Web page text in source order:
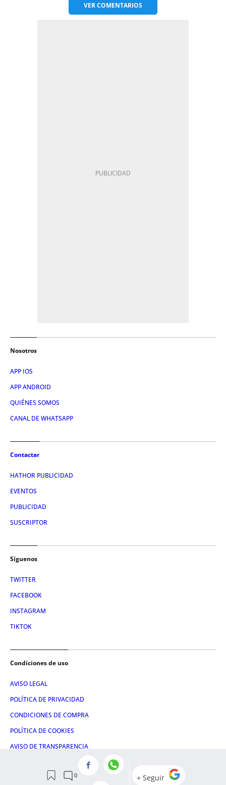
VERCOMENTARIOS
Nosotros
APP IOS
APP ANDROID
QUIÉNES SOMOS
CANAL DE WHATSAPP
Contactar
HATHOR PUBLICIDAD
EVENTOS
PUBLICIDAD
SUSCRIPTOR
Síguenos
TWITTER
FACEBOOK
INSTAGRAM
TIKTOK
Condiciones de uso
AVISO LEGAL
POLÍTICA DE PRIVACIDAD
CONDICIONES DE COMPRA
POLÍTICA DE COOKIES
AVISO DE TRANSPARENCIA